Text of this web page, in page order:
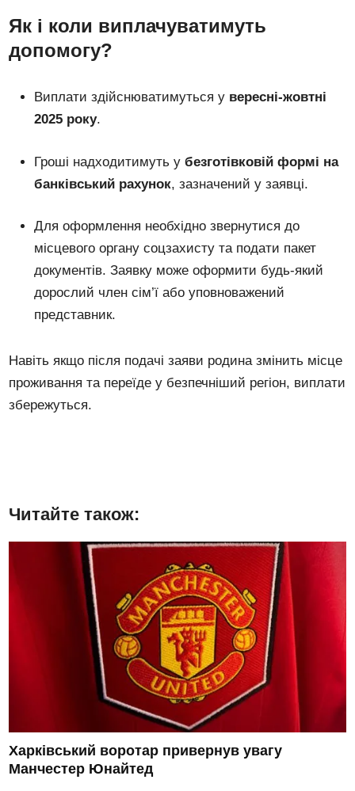
Як і коли виплачуватимуть
допомогу?
Виплати здійснюватимуться у вересні-жовтні
2025 року.
Гроші надходитимуть убезготівковій формі на
банківський рахунок, зазначений у заявці.
Для оформлення необхідно звернутися до
місцевого органу соцзахисту та подати пакет
документів. Заявку може оформити будь-який
дорослий член сім’ї або уповноважений
представник.
Навіть якщо після подачі заяви родина змінить місце
проживання та переїде у безпечніший регіон, виплати
збережуться.
Читайте також:
Харківський воротар привернув увагу
Манчестер Юнайтед